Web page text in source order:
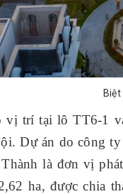
vị trí tại lô TT6-1
Dự án do công
là đơn vị
ha, được chia